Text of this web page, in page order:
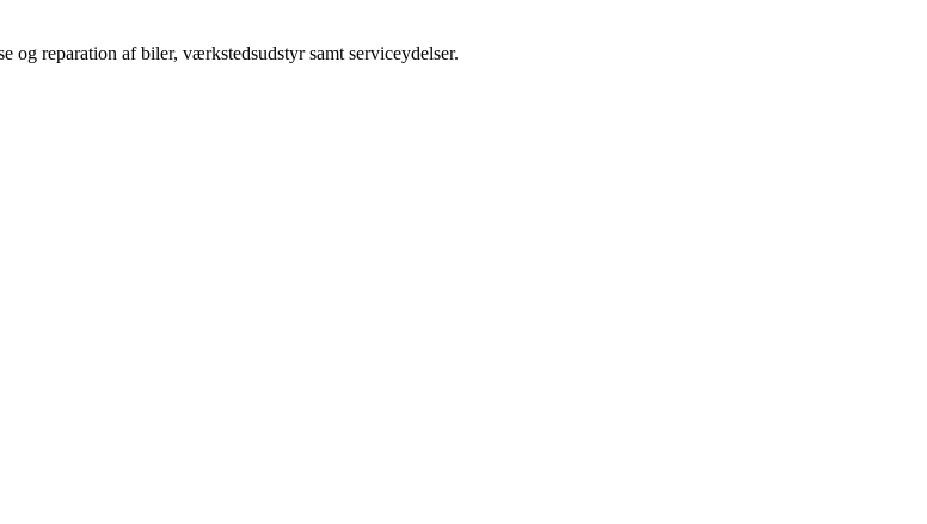
og reparation af biler, værkstedsudstyr samt serviceydelser.